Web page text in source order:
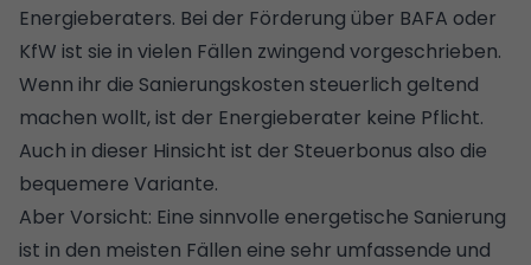
Energieberaters. Bei der Förderung über BAFA oder
KfW ist sie in vielen Fällen zwingend vorgeschrieben.
Wenn ihr die Sanierungskosten steuerlich geltend
machen wollt, ist der Energieberater keine Pflicht.
Auch in dieser Hinsicht ist der Steuerbonus also die
bequemere Variante.
Aber Vorsicht: Eine sinnvolle energetische Sanierung
ist in den meisten Fällen eine sehr umfassende und